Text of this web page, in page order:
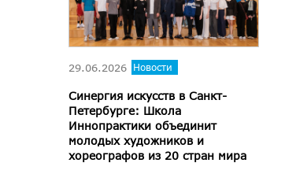
29.06.2026 Новости
Синергия искусств в Санкт-
Петербурге: Школа
Иннопрактики объединит
молодых художников и
хореографов из 20 стран мира